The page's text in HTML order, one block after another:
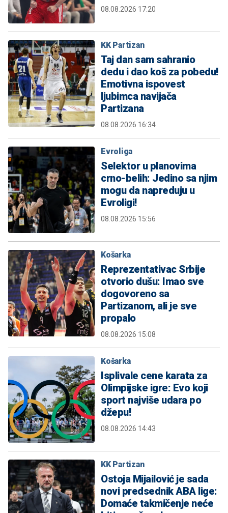
08.08.2026 17:20
KK Partizan
Taj dan sam sahranio
dedu i dao koš za pobedu!
Emotivna ispovest
ljubimca navijača
Partizana
08.08.2026 16:34
Evroliga
Selektor u planovima
crno-belih: Jedino sa njim
mogu da napreduju u
Evroligi!
08.08.2026 15:56
Košarka
Reprezentativac Srbije
otvorio dušu: Imao sve
dogovoreno sa
Partizanom, ali je sve
propalo
08.08.2026 15:08
Košarka
Isplivale cene karata za
Olimpijske igre: Evo koji
sport najviše udara po
džepu!
08.08.2026 14:43
KK Partizan
Ostoja Mijailović je sada
novi predsednik ABA lige:
Domaće takmičenje neće